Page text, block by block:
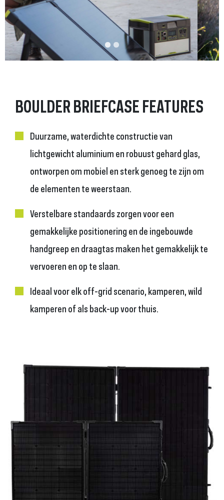
BOULDER BRIEFCASE FEATURES
Duurzame, waterdichte constructie van
lichtgewicht aluminium en robuust gehard glas,
ontworpen om mobiel en sterk genoeg te zijn om
de elementen te weerstaan.
Verstelbare standaards zorgen voor een
gemakkelijke positionering en de ingebouwde
handgreep en draagtas maken het gemakkelijk te
vervoeren en op te slaan.
Ideaal voor elk off-grid scenario, kamperen, wild
kamperen of als back-up voor thuis.